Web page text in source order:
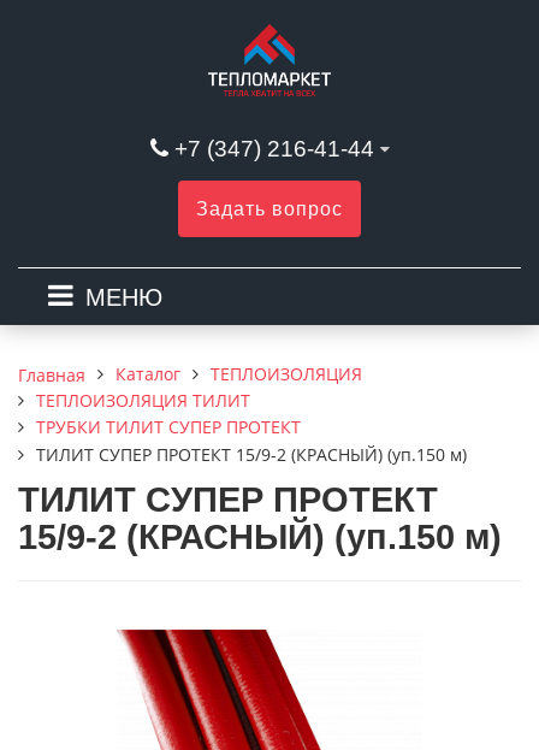
+7 (347) 216-41-44
Задать вопрос
МЕНЮ
Главная Каталог
ТЕПЛОИЗОЛЯЦИЯ
ТЕПЛОИЗОЛЯЦИЯ ТИЛИТ
ТРУБКИ ТИЛИТ СУПЕР ПРОТЕКТ
ТИЛИТ СУПЕР ПРОТЕКТ 15/9-2 (КРАСНЫЙ) (уп.150 м)
ТИЛИТ СУПЕР ПРОТЕКТ
15/9-2 (КРАСНЫЙ) (уп.150 м)